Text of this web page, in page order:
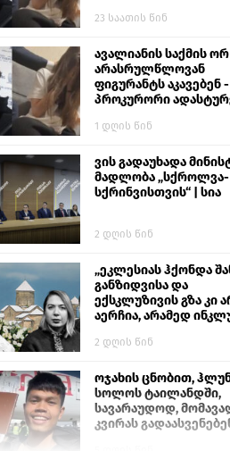
ალექსანდრე
გიგა ავალიანს“
23 საათის წინ
ავალიანის საქმის ორ
არასრულწლოვან
ფიგურანტს აკავებენ -
პროკურორი
1 დღის წინ
ვის გადაუხადა
მადლობა „სქროლვა-
სქრინვისთვის“ | სია
2 დღის წინ
„ეკლესიას ჰქონდა
განზიდვისა და
ექსკლუზივის გზა კი
აერჩია, არამედ
2 დღის წინ
ოჯახის ცნობით,
სოლოს ტაილანდში,
სავარაუდოდ,
კვირას